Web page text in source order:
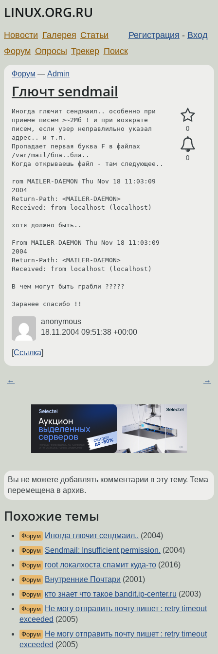
LINUX.ORG.RU
Регистрация - Вход
Новости Галерея Статьи
Форум Опросы Трекер Поиск
Форум — Admin
Глючт sendmail
0
0
Иногда глючит сендмаил.. особенно при
приеме писем >~2Мб ! и при возврате
писем, если узер неправлильно указал
адрес.. и т.п.
Пропадает первая буква F в файлах
/var/mail/бла..бла..
Когда открываешь файл - там следующее..
rom MAILER-DAEMON Thu Nov 18 11:03:09
2004
Return-Path: <MAILER-DAEMON>
Received: from localhost (localhost)
хотя должно быть..
From MAILER-DAEMON Thu Nov 18 11:03:09
2004
Return-Path: <MAILER-DAEMON>
Received: from localhost (localhost)
В чем могут быть грабли ?????
Заранее спасибо !!
anonymous
18.11.2004 09:51:38 +00:00
Ссылка
← →
Вы не можете добавлять комментарии в эту тему. Тема
перемещена в архив.
Похожие темы
Форум Иногда глючит сендмаил.. (2004)
Форум Sendmail: Insufficient permission. (2004)
Форум root локалхоста спамит куда-то (2016)
Форум Внутренние Почтари (2001)
Форум кто знает что такое bandit.ip-center.ru (2003)
Форум
Не могу отправить почту пишет : retry timeout
exceeded (2005)
Форум
Не могу отправить почту пишет : retry timeout
exceeded (2005)